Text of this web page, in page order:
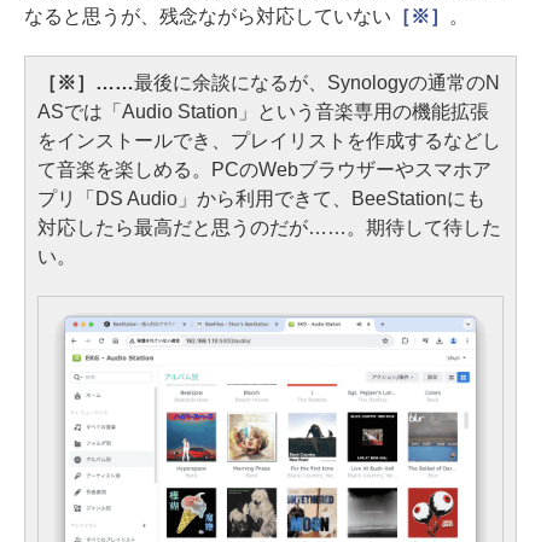
なると思うが、残念ながら対応していない ［※］ 。
［※］……最後に余談になるが、Synologyの通常のN
ASでは「Audio Station」という音楽専用の機能拡張
をインストールでき、プレイリストを作成するなどし
て音楽を楽しめる。PCのWebブラウザーやスマホア
プリ「DS Audio」から利用できて、BeeStationにも
対応したら最高だと思うのだが……。期待して待した
い。